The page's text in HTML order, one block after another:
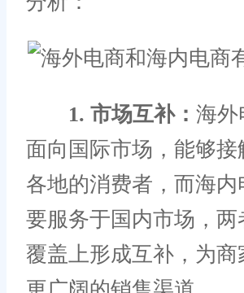
1. 市场互补： 海外
面向国际市场，能够接
各地的消费者，而海内
要服务于国内市场，两
覆盖上形成互补，为商